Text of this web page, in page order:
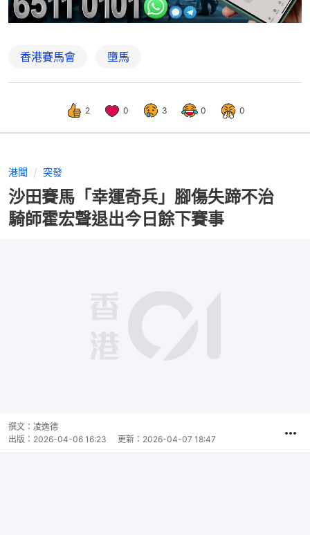
香港賽馬會 墮馬
2 0 3 0 0
港聞 突發
沙田賽馬「幸運奇兵」腳傷失蹄不治
騎師霍宏聲退出今日餘下賽事
撰文： 凌逸德
出版： 2026-04-06 16:23 更新： 2026-04-07 18:47